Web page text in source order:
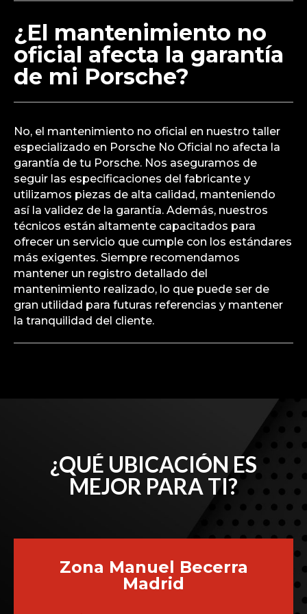
¿El mantenimiento no
oficial afecta la garantía
de mi Porsche?
No, el mantenimiento no oficial en nuestro taller
especializado en Porsche No Oficial no afecta la
garantía de tu Porsche. Nos aseguramos de
seguir las especificaciones del fabricante y
utilizamos piezas de alta calidad, manteniendo
así la validez de la garantía. Además, nuestros
técnicos están altamente capacitados para
ofrecer un servicio que cumple con los estándares
más exigentes. Siempre recomendamos
mantener un registro detallado del
mantenimiento realizado, lo que puede ser de
gran utilidad para futuras referencias y mantener
la tranquilidad del cliente.
¿QUÉ UBICACIÓN ES
MEJOR PARA TI?
Zona Manuel Becerra
Madrid